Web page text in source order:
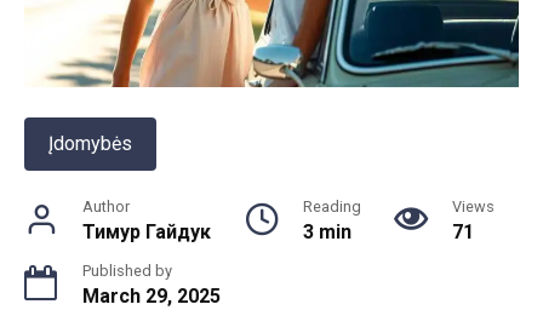
Įdomybės
Author
Тимур Гайдук
Reading
3 min
Views
71
Published by
March 29, 2025